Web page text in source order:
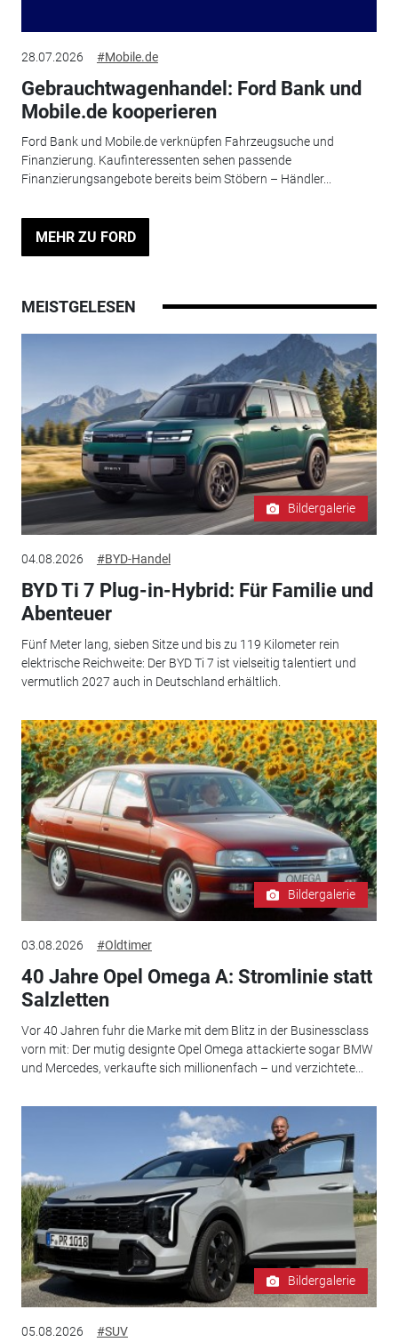
28.07.2026 #Mobile.de
Gebrauchtwagenhandel: Ford Bank und
Mobile.de kooperieren
Ford Bank und Mobile.de verknüpfen Fahrzeugsuche und
Finanzierung. Kaufinteressenten sehen passende
Finanzierungsangebote bereits beim Stöbern – Händler...
MEHR ZU FORD
MEISTGELESEN
Bildergalerie
04.08.2026 #BYD-Handel
BYD Ti 7 Plug-in-Hybrid: Für Familie und
Abenteuer
Fünf Meter lang, sieben Sitze und bis zu 119 Kilometer rein
elektrische Reichweite: Der BYD Ti 7 ist vielseitig talentiert und
vermutlich 2027 auch in Deutschland erhältlich.
Bildergalerie
03.08.2026 #Oldtimer
40 Jahre Opel Omega A: Stromlinie statt
Salzletten
Vor 40 Jahren fuhr die Marke mit dem Blitz in der Businessclass
vorn mit: Der mutig designte Opel Omega attackierte sogar BMW
und Mercedes, verkaufte sich millionenfach – und verzichtete...
Bildergalerie
05.08.2026 #SUV